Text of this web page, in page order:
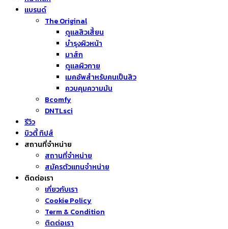
แบรนด์
The Original
ดูแลสิวเสี้ยน
บำรุงผิวหน้า
มาส์ก
ดูแลผิวกาย
เมคอัพสำหรับคนเป็นสิว
ควบคุมความมัน
Bcomfy
DNTLsci
รีวิว
บิวตี้ ทิปส์
สถานที่จำหน่าย
สถานที่จำหน่าย
สมัครตัวแทนจำหน่าย
ติดต่อเรา
เกี่ยวกับเรา
Cookie Policy
Term & Condition
ติดต่อเรา